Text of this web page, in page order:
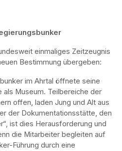
einmaliges Zeitzeugnis
Bestimmung übergeben:
im Ahrtal öffnete seine
Museum. Teilbereiche der
offen, laden Jung und Alt aus
der Dokumentationsstätte, den
ist dies Herausforderung und
die Mitarbeiter begleiten auf
Führung durch eine